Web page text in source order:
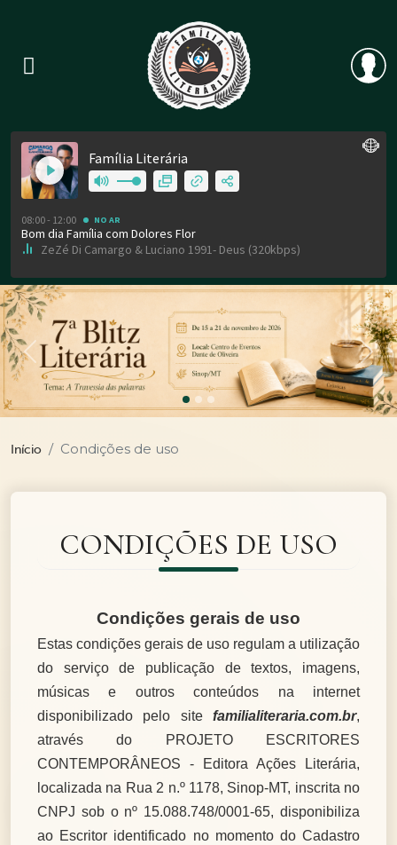
Previous
Início Condições de uso
CONDIÇÕES DE USO
Condições gerais de uso
Estas condições gerais de uso regulam a utilização
do serviço de publicação de textos, imagens,
músicas e outros conteúdos na internet
disponibilizado pelo site familialiteraria.com.br,
através do PROJETO ESCRITORES
CONTEMPORÂNEOS - Editora Ações Literária,
localizada na Rua 2 n.º 1178, Sinop-MT, inscrita no
CNPJ sob o nº 15.088.748/0001-65, disponibiliza
ao Escritor identificado no momento do Cadastro